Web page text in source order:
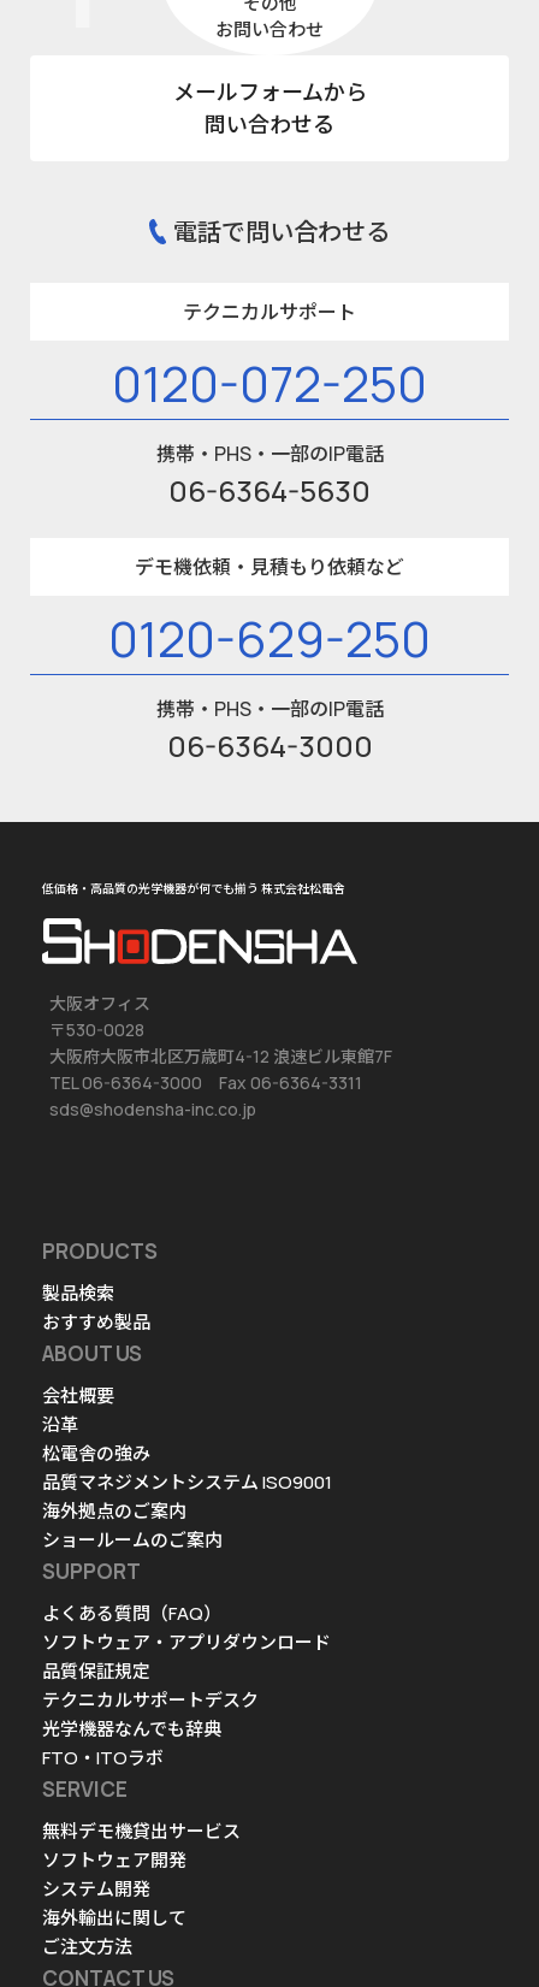
お問い合わせ
メールフォームから
問い合わせる
電話で問い合わせる
テクニカルサポート
0120-072-250
携帯・PHS・一部のIP電話
06-6364-5630
デモ機依頼・見積もり依頼など
0120-629-250
携帯・PHS・一部のIP電話
06-6364-3000
低価格・高品質の光学機器が何でも揃う 株式会社松電舎
大阪オフィス
〒530-0028
大阪府大阪市北区万歳町4-12 浪速ビル東館7F
TEL 06-6364-3000 Fax 06-6364-3311
sds@shodensha-inc.co.jp
PRODUCTS
製品検索
おすすめ製品
ABOUT US
会社概要
沿革
松電舎の強み
品質マネジメントシステム ISO9001
海外拠点のご案内
ショールームのご案内
SUPPORT
よくある質問（FAQ）
ソフトウェア・アプリダウンロード
品質保証規定
テクニカルサポートデスク
光学機器なんでも辞典
FTO・ITOラボ
SERVICE
無料デモ機貸出サービス
ソフトウェア開発
システム開発
海外輸出に関して
ご注文方法
CONTACT US